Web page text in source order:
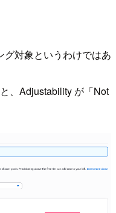
対象というわけではあ
、Adjustability が「Not